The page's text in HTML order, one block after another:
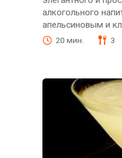
алкогольного
апельсиновым и
20 мин. 3